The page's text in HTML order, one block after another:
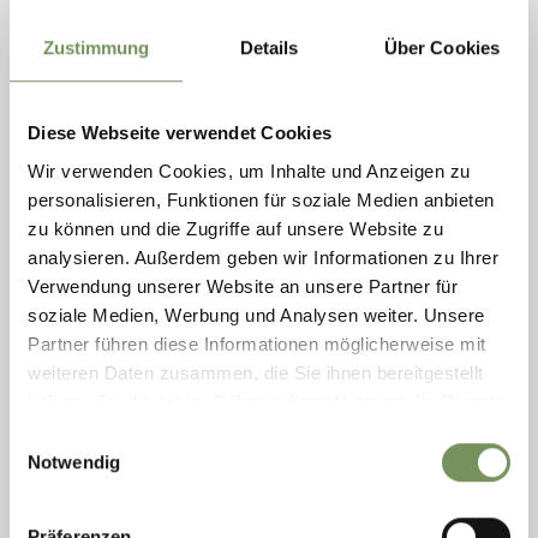
Zustimmung Details Über Cookies
Diese Webseite verwendet Cookies
Wir verwenden Cookies, um Inhalte und Anzeigen zu
personalisieren, Funktionen für soziale Medien anbieten
zu können und die Zugriffe auf unsere Website zu
analysieren. Außerdem geben wir Informationen zu Ihrer
Verwendung unserer Website an unsere Partner für
soziale Medien, Werbung und Analysen weiter. Unsere
Partner führen diese Informationen möglicherweise mit
weiteren Daten zusammen, die Sie ihnen bereitgestellt
Notwendig
Donnerstag
07:30 - 22:00
RESTAURANT MAIR AM ORT